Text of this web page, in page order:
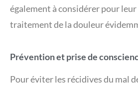
également à considérer pour
traitement de la douleur
Prévention et prise de
Pour éviter les récidives du mal